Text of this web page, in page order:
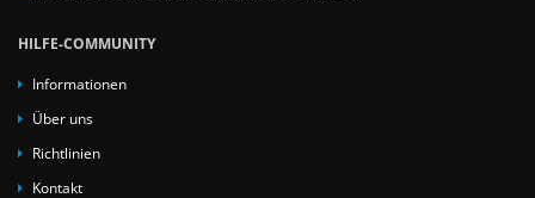
HILFE-COMMUNITY
Informationen
Über uns
Richtlinien
Kontakt